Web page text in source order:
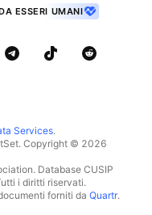
ESSERI UMANI
Services.
Copyright © 2026
Database CUSIP
i diritti riservati.
forniti da Quartr.